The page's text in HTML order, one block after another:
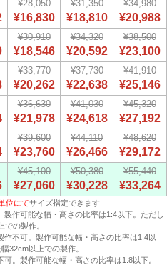
¥28,050
¥16,830
¥31,350
¥18,810
¥34,980
¥20,988
¥30,910
¥18,546
¥34,320
¥20,592
¥38,500
¥23,100
¥33,770
¥20,262
¥37,730
¥22,638
¥41,910
¥25,146
¥36,630
¥21,978
¥41,030
¥24,618
¥45,320
¥27,192
¥39,600
¥23,760
¥44,110
¥26,466
¥48,620
¥29,172
¥45,100
¥27,060
¥50,380
¥30,228
¥55,440
¥33,264
位にてサイズ指定できます
製作可能な幅・高さの比率は1:4以下。ただし
の製作。
作不可。製作可能な幅・高さの比率は1:4以
32cm以上での製作。
可。製作可能な幅・高さの比率は1:8以下。